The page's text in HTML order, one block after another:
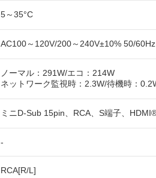
5～35°C
AC100～120V/200～240V±10% 50/60Hz
ノーマル：291W/エコ：214W
ネットワーク監視時：2.3W/待機時：
ミニD-Sub 15pin、RCA、S端子、
-
RCA[R/L]